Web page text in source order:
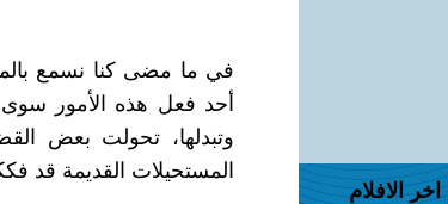
اخر الافلام
في ما مضى كنا نسمع
أحد فعل هذه الأمور سوى
وتبدلها، تحولت بعض
المستحيلات القديمة قد